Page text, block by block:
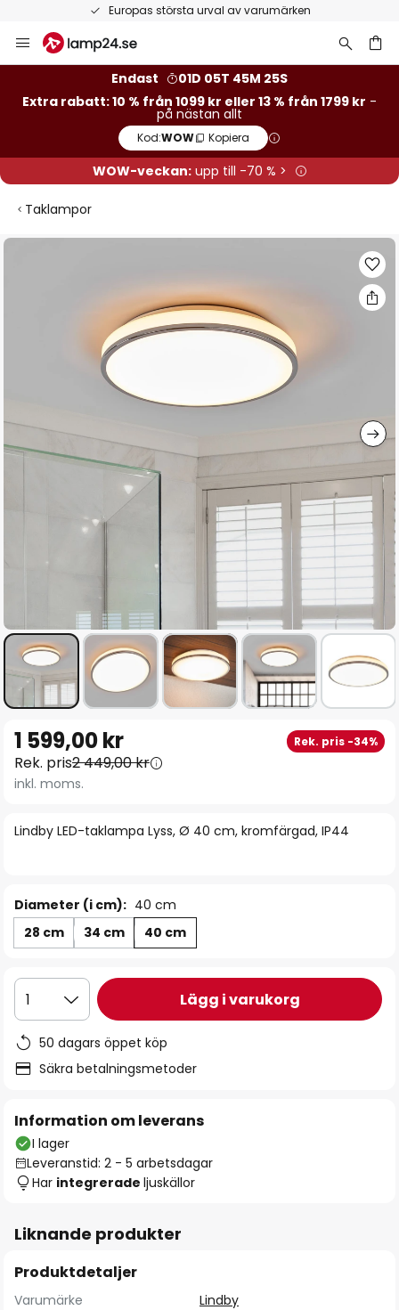
Europas största urval av varumärken
Hoppa
till
Endast
01D 05T 45M 24S
Extra rabatt: 10 % från 1099 kr eller 13 % från 1799 kr -
på nästan allt
Kod:WOW Kopiera
WOW-veckan:upp till -70 % >
Taklampor
Hoppa
till
början
av
Lindby LED-taklampa Lyss, Ø 40 cm, kromfärgad, IP44
1 599,00 kr Rek. pris -34%
Rek. pris2 449,00 kr
inkl. moms.
Diameter (i cm): 40 cm
28 cm
34 cm 40 cm
1 Lägg i varukorg
50 dagars öppet köp
Säkra betalningsmetoder
Information om leverans
I lager
Leveranstid: 2 - 5 arbetsdagar
Har integrerade ljuskällor
Liknande produkter
Produktdetaljer
Varumärke
Lindby